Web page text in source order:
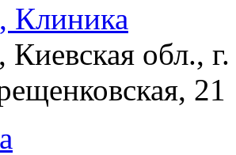
Киевская обл.,
21